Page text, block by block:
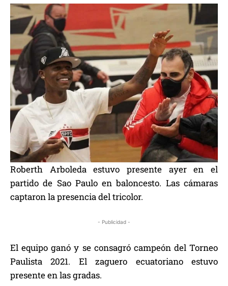
Roberth Arboleda estuvo presente ayer en el
partido de Sao Paulo en baloncesto. Las cámaras
captaron la presencia del tricolor.
- Publicidad -
El equipo ganó y se consagró campeón del Torneo
Paulista 2021. El zaguero ecuatoriano estuvo
presente en las gradas.